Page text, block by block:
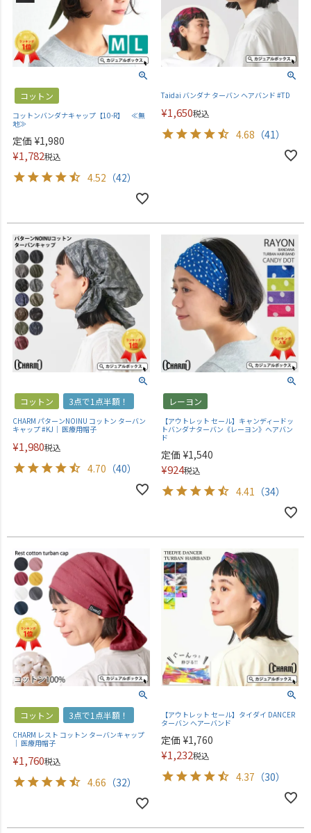
コットン
コットンバンダナキャップ【10-R】 ≪無
地≫
定価 ¥1,980
¥1,782税込
4.52 （42）
Taidai バンダナ ターバン ヘアバンド #TD
¥1,650税込
4.68 （41）
コットン 3点で1点半額！
CHARM パターンNOINU コットン ターバン
キャップ #KJ｜ 医療用帽子
¥1,980税込
4.70 （40）
レーヨン
【アウトレット セール】キャンディードッ
トバンダナターバン《レーヨン》ヘアバン
ド
定価 ¥1,540
¥924税込
4.41 （34）
コットン 3点で1点半額！
CHARM レスト コットン ターバンキャップ
｜ 医療用帽子
¥1,760税込
4.66 （32）
【アウトレット セール】タイダイ DANCER
ターバン へアーバンド
定価 ¥1,760
¥1,232税込
4.37 （30）